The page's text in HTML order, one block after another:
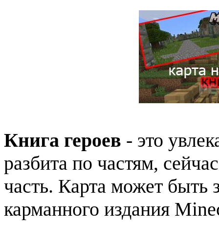
Книга героев - это
разбита по частям,
часть. Карта может быть
карманного издания